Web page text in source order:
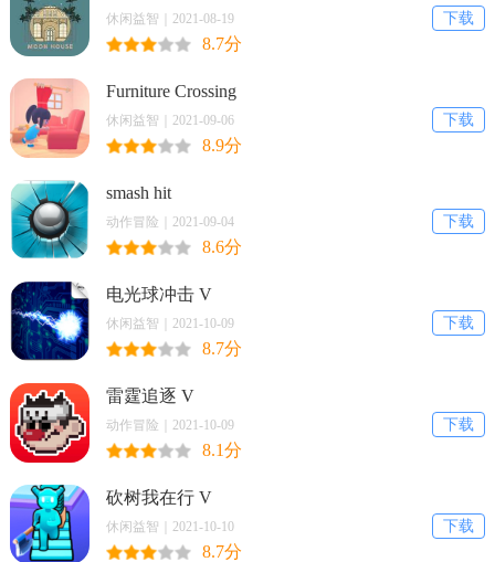
下载
休闲益智｜2021-08-19
8.7分
Furniture Crossing
下载
休闲益智｜2021-09-06
8.9分
smash hit
下载
动作冒险｜2021-09-04
8.6分
电光球冲击 V
下载
休闲益智｜2021-10-09
8.7分
雷霆追逐 V
下载
动作冒险｜2021-10-09
8.1分
砍树我在行 V
下载
休闲益智｜2021-10-10
8.7分